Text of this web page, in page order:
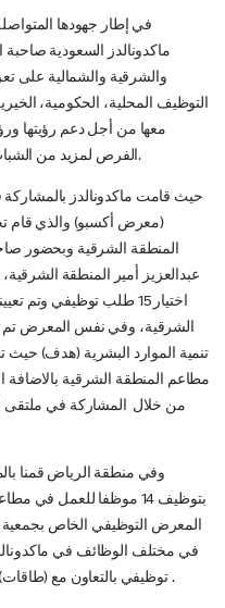
في إطار جهودها
ماكدونالدز السعودية
والشرقية والشمالية على
التوظيف المحلية، الحكومية،
معها من أجل دعم رؤيتها
الفرص لمزيد من الشباب السعودي للإنضمام إلى عائلة ماكدونالدز.
حيث قامت ماكدونالدز
(معرض أكسبو) والذي قام
المنطقة الشرقية وبحضور
عبدالعزيز أمير المنطقة
اختيار 15 طلب توظيفي
الشرقية، وفي نفس المعرض
وفي منطقة الرياض قمنا
بتوظيف 14 موظفا للعمل
توظيفي بالتعاون مع (طاقات) للعمل في مطاعم وماك كافيه ماكدونالدز .